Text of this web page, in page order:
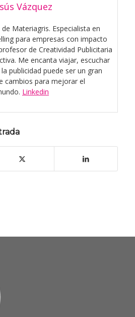
Vázquez
Materiagris. Especialista en
para empresas con impacto
de Creatividad Publicitaria
Me encanta viajar, escuchar
publicidad puede ser un gran
cambios para mejorar el
Linkedin